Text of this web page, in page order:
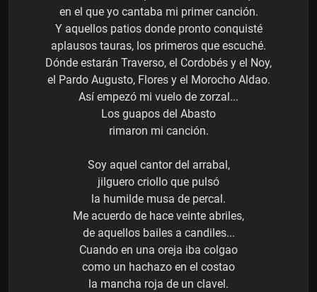
en el que yo cantaba mi primer canción.
Y aquellos patios donde pronto conquisté
aplausos tauras, los primeros que escuché.
Dónde estarán Traverso, el Cordobés y el Noy,
el Pardo Augusto, Flores y el Morocho Aldao.
Así empezó mi vuelo de zorzal...
Los guapos del Abasto
rimaron mi canción.
Soy aquel cantor del arrabal,
jilguero criollo que pulsó
la humilde musa de percal.
Me acuerdo de hace veinte abriles,
de aquellos bailes a candiles...
Cuando en una oreja iba colgao
como un hachazo en el costao
la mancha roja de un clavel.